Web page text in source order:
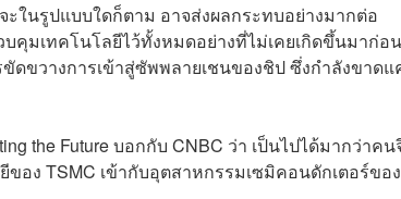
ในรูปแบบใดก็ตาม อาจส่งผลกระทบอย่างมากต่อ
มเทคโนโลยีไว้ทั้งหมดอย่างที่ไม่เคยเกิดขึ้นมาก่อ
ดขวางการเข้าสู่ซัพพลายเชนของชิป ซึ่งกำลังขาด
the Future บอกกับ CNBC ว่า เป็นไปได้มากว่าค
อง TSMC เข้ากับอุตสาหกรรมเซมิคอนดักเตอร์ขอ